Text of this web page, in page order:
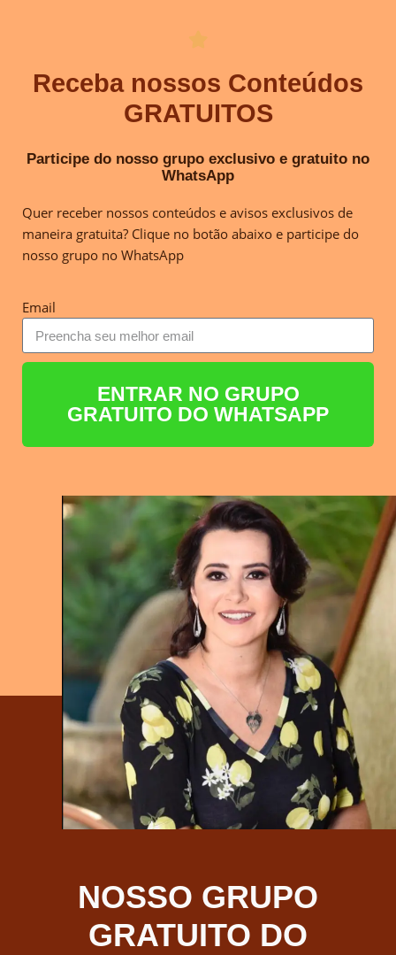
Receba nossos Conteúdos
GRATUITOS
Participe do nosso grupo exclusivo e gratuito no
WhatsApp
Quer receber nossos conteúdos e avisos exclusivos de
maneira gratuita? Clique no botão abaixo e participe do
nosso grupo no WhatsApp
Email
ENTRAR NO GRUPO
GRATUITO DO WHATSAPP
NOSSO GRUPO
GRATUITO DO